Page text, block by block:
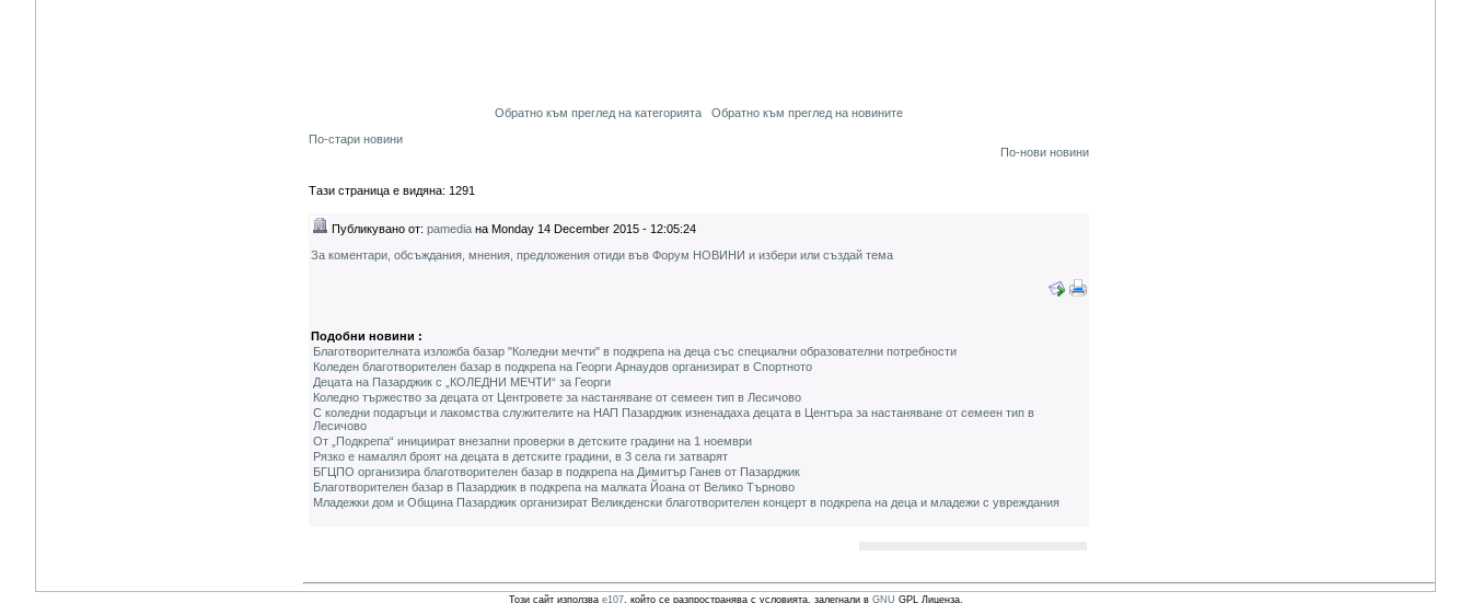
Обратно към преглед на категорията
Обратно към преглед на новините
По-стари новини
По-нови новини
Тази страница е видяна: 1291
Публикувано от: pamedia на Monday 14 December 2015 - 12:05:24
За коментари, обсъждания, мнения, предложения отиди във Форум НОВИНИ и избери или създай тема
Подобни новини :
Благотворителната изложба базар "Коледни мечти" в подкрепа на деца със специални образователни потребности
Коледен благотворителен базар в подкрепа на Георги Арнаудов организират в Спортното
Децата на Пазарджик с „КОЛЕДНИ МЕЧТИ“ за Георги
Коледно тържество за децата от Центровете за настаняване от семеен тип в Лесичово
С коледни подаръци и лакомства служителите на НАП Пазарджик изненадаха децата в Центъра за настаняване от семеен тип в
Лесичово
От „Подкрепа“ инициират внезапни проверки в детските градини на 1 ноември
Рязко е намалял броят на децата в детските градини, в 3 села ги затварят
БГЦПО организира благотворителен базар в подкрепа на Димитър Ганев от Пазарджик
Благотворителен базар в Пазарджик в подкрепа на малката Йоана от Велико Търново
Младежки дом и Община Пазарджик организират Великденски благотворителен концерт в подкрепа на деца и младежи с увреждания
Този сайт използва e107, който се разпространява с условията, залегнали в GNU GPL Лиценза.